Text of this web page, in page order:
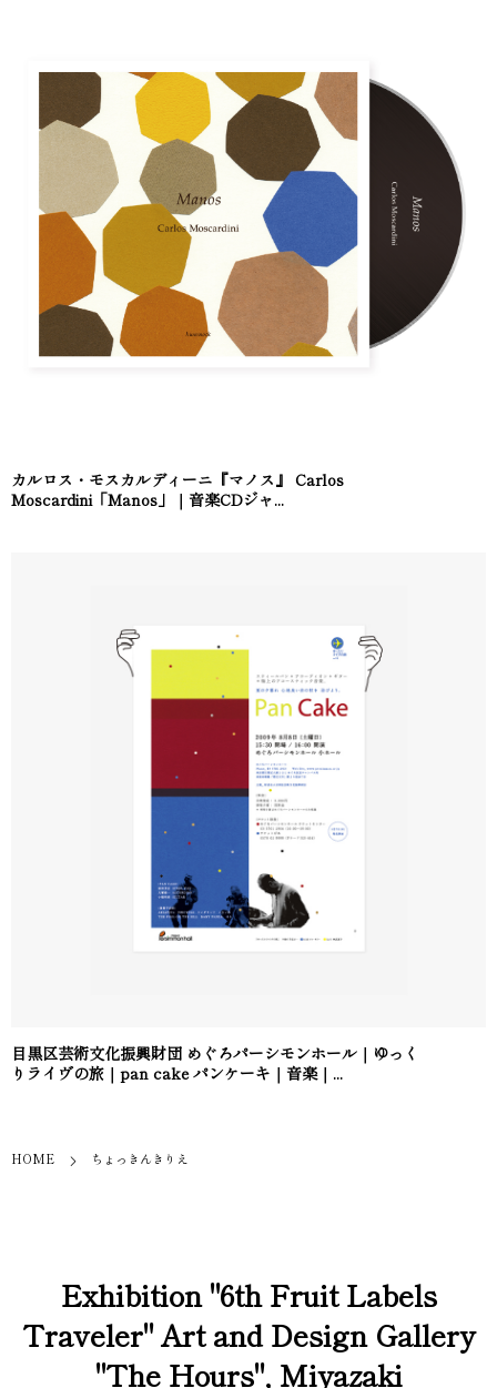
カルロス・モスカルディーニ『マノス』 Carlos
Moscardini「Manos」｜音楽CDジャ...
目黒区芸術文化振興財団 めぐろパーシモンホール｜ゆっく
りライヴの旅｜pan cake パンケーキ｜音楽｜...
HOME ちょっきんきりえ
Exhibition "6th Fruit Labels
Traveler" Art and Design Gallery
"The Hours", Miyazaki